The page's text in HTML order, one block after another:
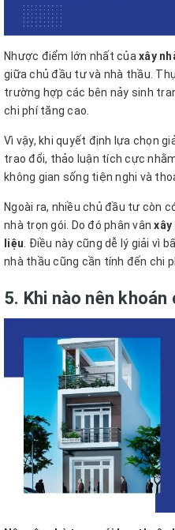
Nhược điểm lớn nhất của xây
giữa chủ đầu tư và nhà thầu.
trường hợp các bên nảy sinh
chi phí tăng cao.
Vì vậy, khi quyết định lựa chọn
trao đổi, thảo luận tích cực
không gian sống tiện nghi và
Ngoài ra, nhiều chủ đầu tư còn
nhà trọn gói. Do đó phân vânxây
liệu . Điều này cũng dễ lý giải vì
nhà thầu cũng cần tính đến chi
5. Khi nào nên khoán